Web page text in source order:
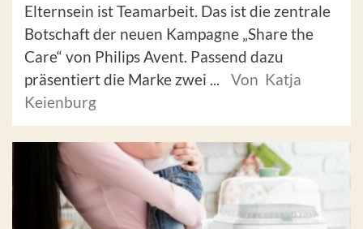
Elternsein ist Teamarbeit. Das ist die zentrale
Botschaft der neuen Kampagne „Share the
Care“ von Philips Avent. Passend dazu
präsentiert die Marke zwei ...
Von Katja
Keienburg